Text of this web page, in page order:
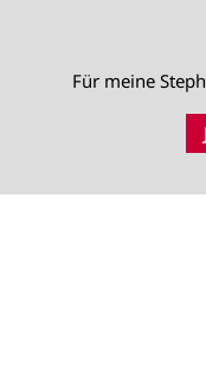
Für meine